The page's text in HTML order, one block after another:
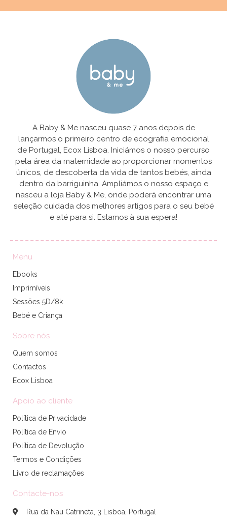
A Baby & Me nasceu quase 7 anos depois de
lançarmos o primeiro centro de ecografia emocional
de Portugal, Ecox Lisboa. Iniciámos o nosso percurso
pela área da maternidade ao proporcionar momentos
únicos, de descoberta da vida de tantos bebés, ainda
dentro da barriguinha. Ampliámos o nosso espaço e
nasceu a loja Baby & Me, onde poderá encontrar uma
seleção cuidada dos melhores artigos para o seu bebé
e até para si. Estamos à sua espera!
Menu
Ebooks
Imprimíveis
Sessões 5D/8k
Bebé e Criança
Sobre nós
Quem somos
Contactos
Ecox Lisboa
Apoio ao cliente
Política de Privacidade
Política de Envio
Política de Devolução
Termos e Condições
Livro de reclamações
Contacte-nos
Rua da Nau Catrineta, 3 Lisboa, Portugal